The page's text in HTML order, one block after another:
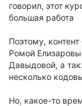
говорил, этот
большая работа
Поэтому,
Ромой
Давыдовой, а
несколько
Но, какое-то